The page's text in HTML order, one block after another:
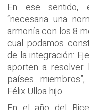
En ese sentido,
“necesaria una
armonía con los 8
cual podamos
de la integración:
aporten a resolver
países
Félix Ulloa hijo.